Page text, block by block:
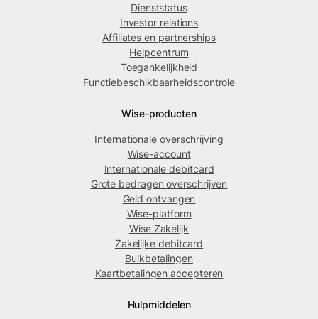
Dienststatus
Investor relations
Affiliates en partnerships
Helpcentrum
Toegankelijkheid
Functiebeschikbaarheidscontrole
Wise-producten
Internationale overschrijving
Wise-account
Internationale debitcard
Grote bedragen overschrijven
Geld ontvangen
Wise-platform
Wise Zakelijk
Zakelijke debitcard
Bulkbetalingen
Kaartbetalingen accepteren
Hulpmiddelen